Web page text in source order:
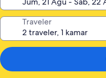
Traveler